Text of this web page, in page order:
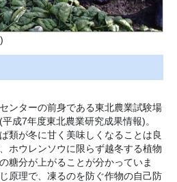
ンターの前身である東北農業試験場
成7年度東北農業研究成果情報)。
類が冬に甘く美味しくなることは良
ホウレンソウに限らず越冬する植物
糖分が上がることが分かっていま
原理で、凍るのを防ぐ作物の自己防